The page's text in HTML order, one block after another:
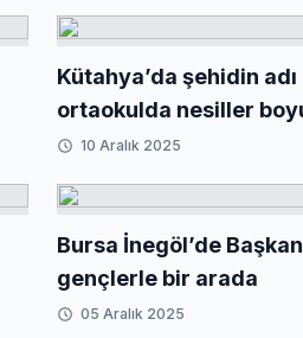
Kütahya’da şehidin adı
ortaokulda nesiller
yaşatılacak
10 Aralık 2025
Bursa İnegöl’de
gençlerle bir arada
05 Aralık 2025